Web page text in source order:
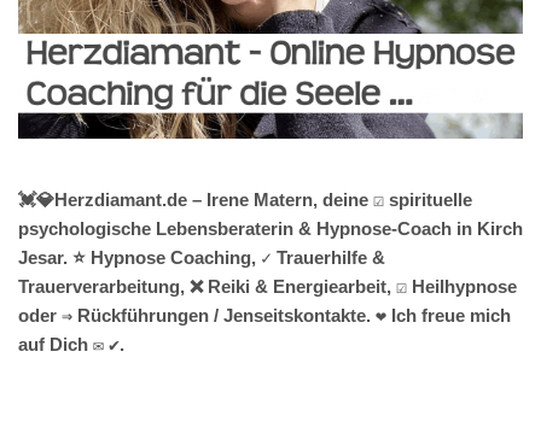
💓️💎Herzdiamant.de – Irene Matern, deine ☑️ spirituelle
psychologische Lebensberaterin & Hypnose-Coach in Kirch
Jesar. ⭐ Hypnose Coaching, ✓ Trauerhilfe &
Trauerverarbeitung, ❌ Reiki & Energiearbeit, ☑️ Heilhypnose
oder ⇒ Rückführungen / Jenseitskontakte. ❤ Ich freue mich
auf Dich ✉ ✔.